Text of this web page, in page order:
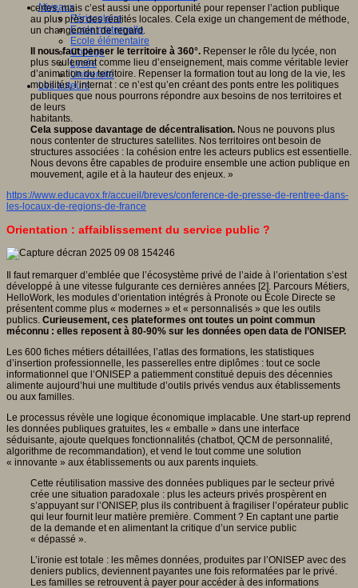
Niveaux
Périscolaire
Ecole maternelle
Ecole élémentaire
Collège
Lycée
Université
Les auteurs
certes, mais c’est aussi une opportunité pour repenser l’action publique
au plus près des réalités locales. Cela exige un changement de méthode,
un changement de regard.
Il nous faut penser le territoire à 360°. Repenser le rôle du lycée, non
plus seulement comme lieu d’enseignement, mais comme véritable levier
d’animation du territoire. Repenser la formation tout au long de la vie, les
mobilités, l’internat : ce n’est qu’en créant des ponts entre les politiques
publiques que nous pourrons répondre aux besoins de nos territoires et
de leurs
habitants.
Cela suppose davantage de décentralisation. Nous ne pouvons plus
nous contenter de structures satellites. Nos territoires ont besoin de
structures associées : la cohésion entre les acteurs publics est essentielle.
Nous devons être capables de produire ensemble une action publique en
mouvement, agile et à la hauteur des enjeux. »
https://www.educavox.fr/accueil/breves/conference-de-presse-de-rentree-dans-
les-locaux-de-regions-de-france
Orientation : affaiblissement du service public ?
Il faut remarquer d’emblée que l’écosystème privé de l’aide à l’orientation s’est
développé à une vitesse fulgurante ces dernières années [2]. Parcours Métiers,
HelloWork, les modules d’orientation intégrés à Pronote ou École Directe se
présentent comme plus « modernes » et « personnalisés » que les outils
publics. Curieusement, ces plateformes ont toutes un point commun
méconnu : elles reposent à 80-90% sur les données open data de l’ONISEP.
Les 600 fiches métiers détaillées, l’atlas des formations, les statistiques
d’insertion professionnelle, les passerelles entre diplômes : tout ce socle
informationnel que l’ONISEP a patiemment constitué depuis des décennies
alimente aujourd’hui une multitude d’outils privés vendus aux établissements
ou aux familles.
Le processus révèle une logique économique implacable. Une start-up reprend
les données publiques gratuites, les « emballe » dans une interface
séduisante, ajoute quelques fonctionnalités (chatbot, QCM de personnalité,
algorithme de recommandation), et vend le tout comme une solution
« innovante » aux établissements ou aux parents inquiets.
Cette réutilisation massive des données publiques par le secteur privé
crée une situation paradoxale : plus les acteurs privés prospèrent en
s’appuyant sur l’ONISEP, plus ils contribuent à fragiliser l’opérateur public
qui leur fournit leur matière première. Comment ? En captant une partie
de la demande et en alimentant la critique d’un service public
« dépassé ».
L’ironie est totale : les mêmes données, produites par l’ONISEP avec des
deniers publics, deviennent payantes une fois reformatées par le privé.
Les familles se retrouvent à payer pour accéder à des informations